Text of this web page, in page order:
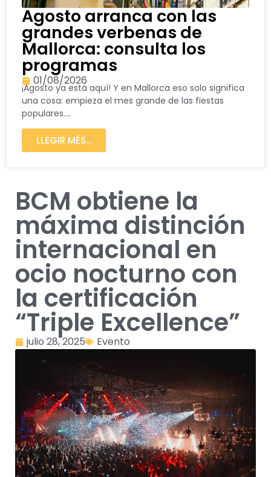
BCM obtiene la
máxima distinción
internacional en
ocio nocturno con
la certificación
“Triple Excellence”
julio 28, 2025 Evento
Agosto arranca con las
grandes verbenas de
Mallorca: consulta los
programas
01/08/2026
¡Agosto ya está aquí! Y en Mallorca eso solo significa
una cosa: empieza el mes grande de las fiestas
populares....
LLEGIR MÉS...